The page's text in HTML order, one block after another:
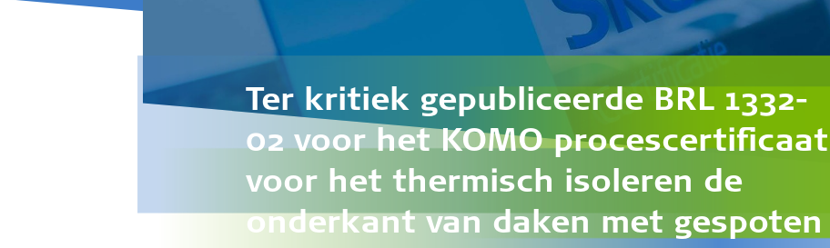
Ter kritiek gepubliceerde BRL 1332-
02 voor het KOMO procescertificaat
voor het thermisch isoleren de
onderkant van daken met gespoten